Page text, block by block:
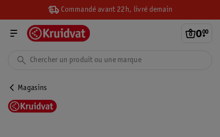
Commandé avant 22h, livré demain
0.
00
Magasins